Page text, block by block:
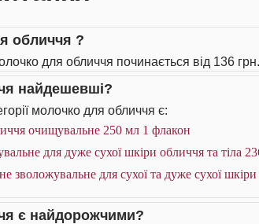
обличчя ?
для обличчя починається від 136 грн.
найдешевші?
молочко для обличчя є:
очищувальне 250 мл 1 флакон
для дуже сухої шкіри обличчя та тіла
зволожувальне для сухої та дуже сухої
є найдорожчими?